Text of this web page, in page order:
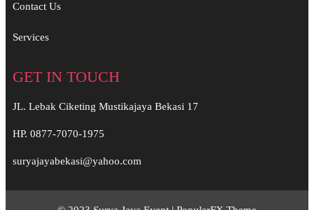
Contact Us
Services
GET IN TOUCH
JL. Lebak Ciketing Mustikajaya Bekasi 17
HP. 0877-7070-1975
suryajayabekasi@yahoo.com